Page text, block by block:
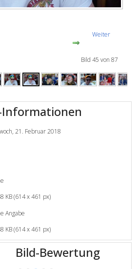
Weiter
Bild 45 von 87
Informationen
21. Februar 2018
KB (614 x 461 px)
Angabe
KB (614 x 461 px)
Bild-Bewertung